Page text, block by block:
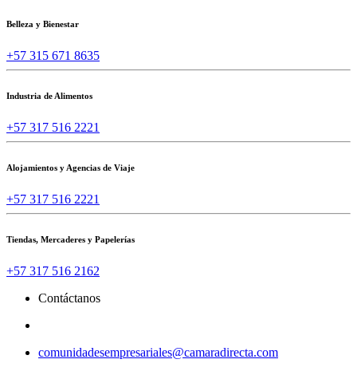
Belleza y Bienestar
+57 315 671 8635
Industria de Alimentos
+57 317 516 2221
Alojamientos y Agencias de Viaje
+57 317 516 2221
Tiendas, Mercaderes y Papelerías
+57 317 516 2162
Contáctanos
comunidadesempresariales@camaradirecta.com